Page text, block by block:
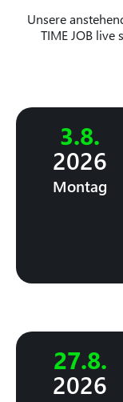
Unsere
TIME JOB live
3.8.
2026
Montag
27.8.
2026